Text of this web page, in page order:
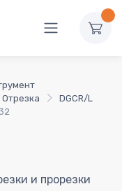
Отрезка
DGCR/L
и прорезки